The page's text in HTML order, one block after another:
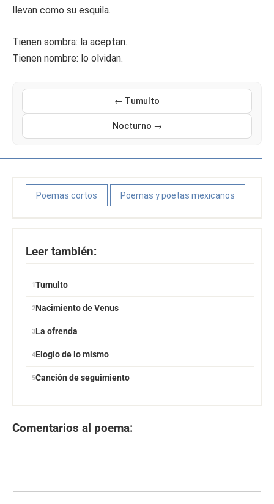
llevan como su esquila.
Tienen sombra: la aceptan.
Tienen nombre: lo olvidan.
← Tumulto
Nocturno →
Poemas cortos Poemas y poetas mexicanos
Leer también:
Tumulto
Nacimiento de Venus
La ofrenda
Elogio de lo mismo
Canción de seguimiento
Comentarios al poema: